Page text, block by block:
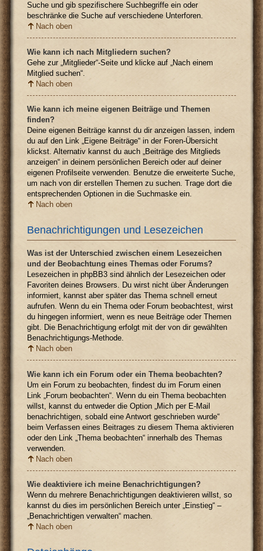
Suche und gib spezifischere Suchbegriffe ein oder
beschränke die Suche auf verschiedene Unterforen.
Nach oben
Wie kann ich nach Mitgliedern suchen?
Gehe zur „Mitglieder“-Seite und klicke auf „Nach einem
Mitglied suchen“.
Nach oben
Wie kann ich meine eigenen Beiträge und Themen
finden?
Deine eigenen Beiträge kannst du dir anzeigen lassen, indem
du auf den Link „Eigene Beiträge“ in der Foren-Übersicht
klickst. Alternativ kannst du auch „Beiträge des Mitglieds
anzeigen“ in deinem persönlichen Bereich oder auf deiner
eigenen Profilseite verwenden. Benutze die erweiterte Suche,
um nach von dir erstellen Themen zu suchen. Trage dort die
entsprechenden Optionen in die Suchmaske ein.
Nach oben
Benachrichtigungen und Lesezeichen
Was ist der Unterschied zwischen einem Lesezeichen
und der Beobachtung eines Themas oder Forums?
Lesezeichen in phpBB3 sind ähnlich der Lesezeichen oder
Favoriten deines Browsers. Du wirst nicht über Änderungen
informiert, kannst aber später das Thema schnell erneut
aufrufen. Wenn du ein Thema oder Forum beobachtest, wirst
du hingegen informiert, wenn es neue Beiträge oder Themen
gibt. Die Benachrichtigung erfolgt mit der von dir gewählten
Benachrichtigungs-Methode.
Nach oben
Wie kann ich ein Forum oder ein Thema beobachten?
Um ein Forum zu beobachten, findest du im Forum einen
Link „Forum beobachten“. Wenn du ein Thema beobachten
willst, kannst du entweder die Option „Mich per E-Mail
benachrichtigen, sobald eine Antwort geschrieben wurde“
beim Verfassen eines Beitrages zu diesem Thema aktivieren
oder den Link „Thema beobachten“ innerhalb des Themas
verwenden.
Nach oben
Wie deaktiviere ich meine Benachrichtigungen?
Wenn du mehrere Benachrichtigungen deaktivieren willst, so
kannst du dies im persönlichen Bereich unter „Einstieg“ –
„Benachrichtigen verwalten“ machen.
Nach oben